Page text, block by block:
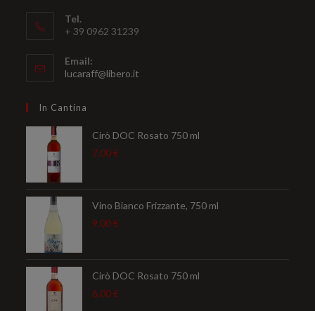
Tel.
+ 39 0962 31239
Email:
lucaraff@libero.it
In Cantina
Cirò DOC Rosato 750 ml
7,00€
Vino Bianco Frizzante, 750 ml
9,00€
Cirò DOC Rosato 750 ml
6,00€